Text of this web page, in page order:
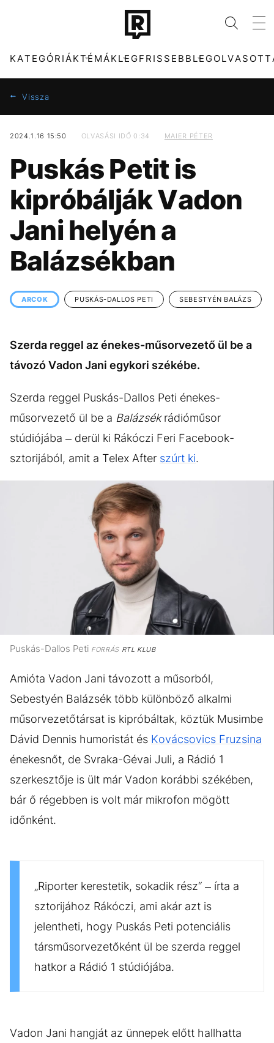
KATEGÓRIÁKTÉMÁKLEGFRISSEBB
ZENE DIVAT
KULTÚRA ENTR
FILM + SOROZAT TECH-TUDOMÁNY
SPORT TÁRSADALOM
ÉLETMÓD DESIGN
VIDEÓ TÖRTÉNETEK
FIDESZ SEBESTYÉN BALÁZS
KONCERT MADONNA
MAJKA MÉDIA
CELEB PARLAMENT
Vissza
2024.1.16 15:50 OLVASÁSI IDŐ 0:34 MAIER PÉTER
Puskás Petit is
kipróbálják Vadon
Jani helyén a
Balázsékban
ARCOK PUSKÁS-DALLOS PETI SEBESTYÉN BALÁZS
Szerda reggel az énekes-műsorvezető ül be a
távozó Vadon Jani egykori székébe.
Szerda reggel Puskás-Dallos Peti énekes-
műsorvezető ül be a Balázsékrádióműsor
stúdiójába – derül ki Rákóczi Feri Facebook-
sztorijából, amit a Telex After szúrt ki.
Puskás-Dallos Peti FORRÁSRTL KLUB
Amióta Vadon Jani távozott a műsorból,
Sebestyén Balázsék több különböző alkalmi
műsorvezetőtársat is kipróbáltak, köztük Musimbe
Dávid Dennis humoristát és Kovácsovics Fruzsina
énekesnőt, de Svraka-Gévai Juli, a Rádió 1
szerkesztője is ült már Vadon korábbi székében,
bár ő régebben is volt már mikrofon mögött
időnként.
„Riporter kerestetik, sokadik rész“ – írta a
sztorijához Rákóczi, ami akár azt is
jelentheti, hogy Puskás Peti potenciális
társműsorvezetőként ül be szerda reggel
hatkor a Rádió 1 stúdiójába.
Vadon Jani hangját az ünnepek előtt hallhatta